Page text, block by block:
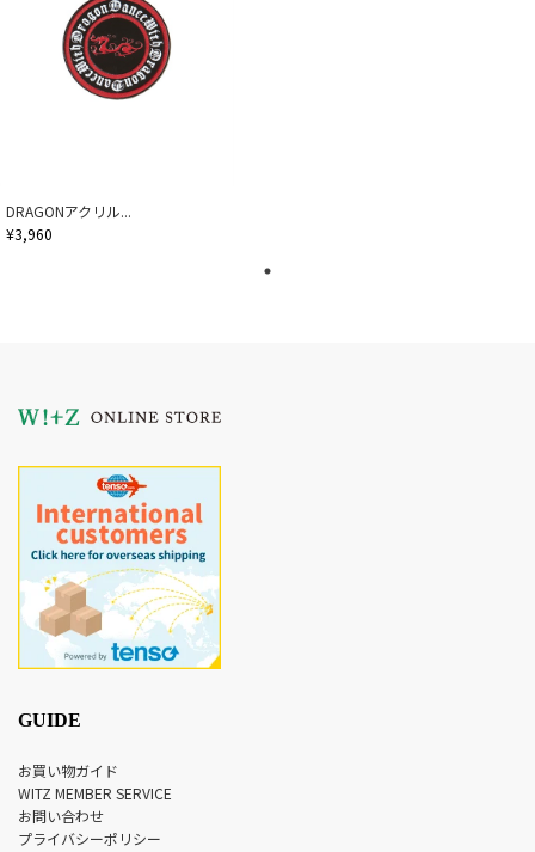
DRAGONアクリル...
¥3,960
GUIDE
お買い物ガイド
WITZ MEMBER SERVICE
お問い合わせ
プライバシーポリシー